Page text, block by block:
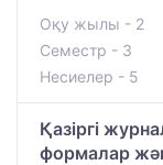
Оқу жылы - 2
Семестр - 3
Несиелер - 5
Қазіргі
формалар